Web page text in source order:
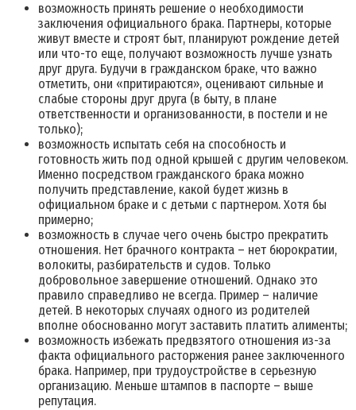
возможность принять решение о необходимости
заключения официального брака. Партнеры, которые
живут вместе и строят быт, планируют рождение детей
или что-то еще, получают возможность лучше узнать
друг друга. Будучи в гражданском браке, что важно
отметить, они «притираются», оценивают сильные и
слабые стороны друг друга (в быту, в плане
ответственности и организованности, в постели и не
только);
возможность испытать себя на способность и
готовность жить под одной крышей с другим человеком.
Именно посредством гражданского брака можно
получить представление, какой будет жизнь в
официальном браке и с детьми с партнером. Хотя бы
примерно;
возможность в случае чего очень быстро прекратить
отношения. Нет брачного контракта – нет бюрократии,
волокиты, разбирательств и судов. Только
добровольное завершение отношений. Однако это
правило справедливо не всегда. Пример – наличие
детей. В некоторых случаях одного из родителей
вполне обоснованно могут заставить платить алименты;
возможность избежать предвзятого отношения из-за
факта официального расторжения ранее заключенного
брака. Например, при трудоустройстве в серьезную
организацию. Меньше штампов в паспорте – выше
репутация.